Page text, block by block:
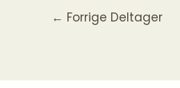
← Forrige Deltager